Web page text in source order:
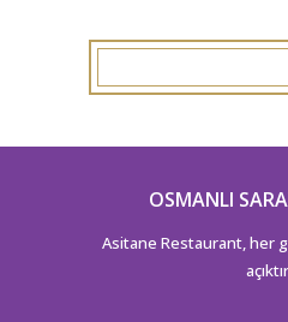
OSMANLI
Asitane Restaurant, her